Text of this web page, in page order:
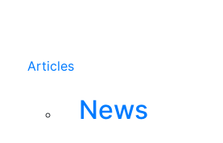
Articles
News